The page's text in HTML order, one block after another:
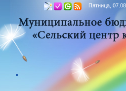
Пятница,
.